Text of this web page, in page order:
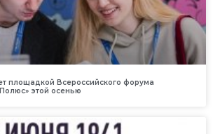
площадкой Всероссийского форума
этой осенью